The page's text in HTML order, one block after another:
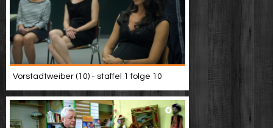
Vorstadtweiber (10) - staffel 1 folge 10